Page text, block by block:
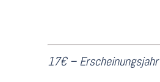
17€ – Erscheinungsjahr